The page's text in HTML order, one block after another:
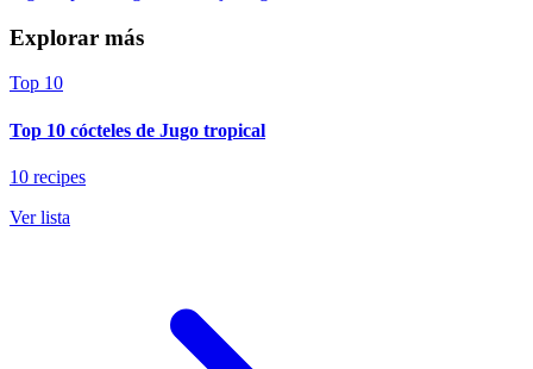
Explorar más
Top 10
Top 10 cócteles de Jugo tropical
10 recipes
Ver lista